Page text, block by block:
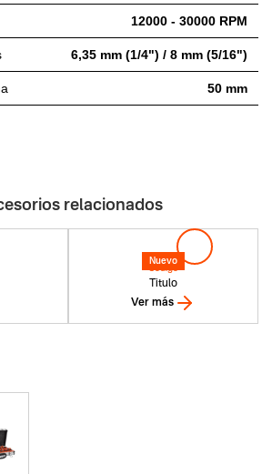
12000 - 30000 RPM
6,35 mm (1/4") / 8 mm (5/16")
50 mm
relacionados
Nuevo
Titulo
Ver más